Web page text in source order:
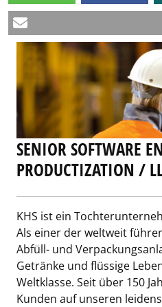
SENIOR SOFTWARE
PRODUCTIZATION /
KHS ist ein
Als einer der weltweit
Abfüll- und
Getränke und flüssige
Weltklasse. Seit über 150
Kunden auf unseren